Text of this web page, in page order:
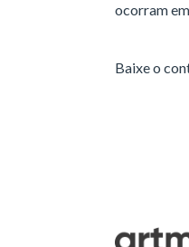
ocorram
Baixe o